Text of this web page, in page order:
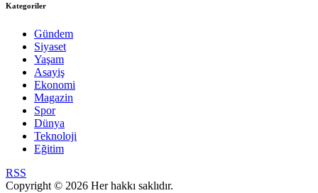
Kategoriler
Gündem
Siyaset
Yaşam
Asayiş
Ekonomi
Magazin
Spor
Dünya
Teknoloji
Eğitim
RSS
Copyright © 2026 Her hakkı saklıdır.